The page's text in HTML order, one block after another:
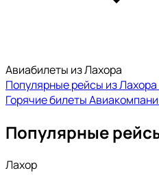
Авиабилеты из Лахора
Популярные рейсы из Лахора
Горячие билеты
Популярные
Лахор